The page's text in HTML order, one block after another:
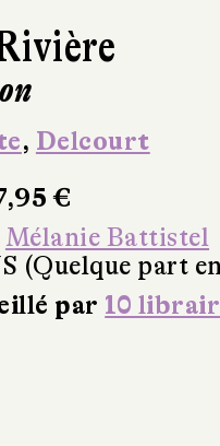
, Delcourt
€
Mélanie Battistel
(Quelque part
par 10